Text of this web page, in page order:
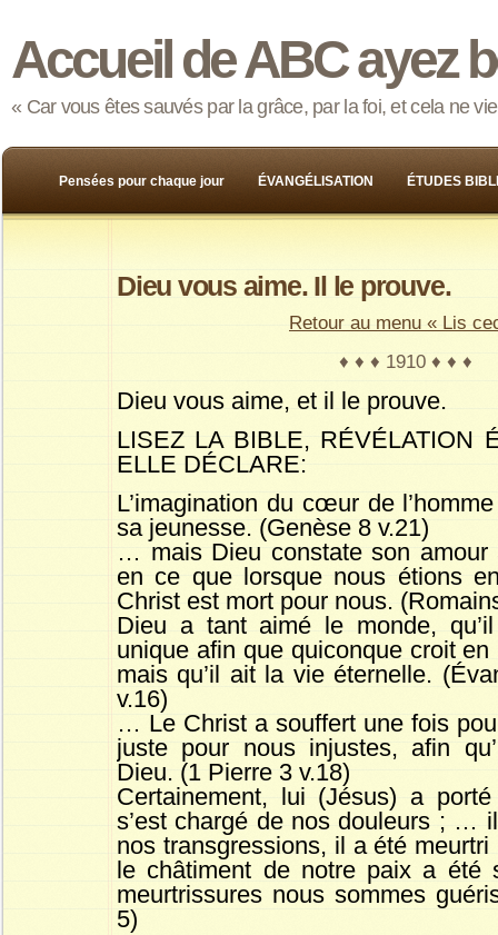
Accueil de ABC ayez
« Car vous êtes sauvés par la grâce, par la foi, et cela ne
Pensées pour chaque jour ÉVANGÉLISATION ÉTUDES
Dieu vous aime. Il le prouve.
Retour au menu « Lis
♦ ♦ ♦ 1910 ♦ ♦ ♦
Dieu vous aime, et il le prouve.
LISEZ LA BIBLE, RÉVÉLATION
ELLE DÉCLARE:
L’imagination du cœur de
sa jeunesse. (Genèse 8 v.21)
… mais Dieu constate son amour
en ce que lorsque nous étions
Christ est mort pour nous.
Dieu a tant aimé le monde,
unique afin que quiconque croit
mais qu’il ait la vie éternelle.
v.16)
… Le Christ a souffert une fois
juste pour nous injustes, afin
Dieu. (1 Pierre 3 v.18)
Certainement, lui (Jésus) a
s’est chargé de nos douleurs ; …
nos transgressions, il a été
le châtiment de notre paix a été
meurtrissures nous sommes
5)